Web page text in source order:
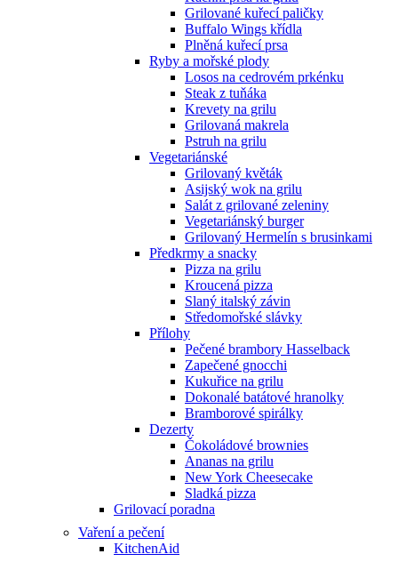
Grilované kuřecí paličky
Buffalo Wings křídla
Plněná kuřecí prsa
Ryby a mořské plody
Losos na cedrovém prkénku
Steak z tuňáka
Krevety na grilu
Grilovaná makrela
Pstruh na grilu
Vegetariánské
Grilovaný květák
Asijský wok na grilu
Salát z grilované zeleniny
Vegetariánský burger
Grilovaný Hermelín s brusinkami
Předkrmy a snacky
Pizza na grilu
Kroucená pizza
Slaný italský závin
Středomořské slávky
Přílohy
Pečené brambory Hasselback
Zapečené gnocchi
Kukuřice na grilu
Dokonalé batátové hranolky
Bramborové spirálky
Dezerty
Čokoládové brownies
Ananas na grilu
New York Cheesecake
Sladká pizza
Grilovací poradna
Vaření a pečení
KitchenAid